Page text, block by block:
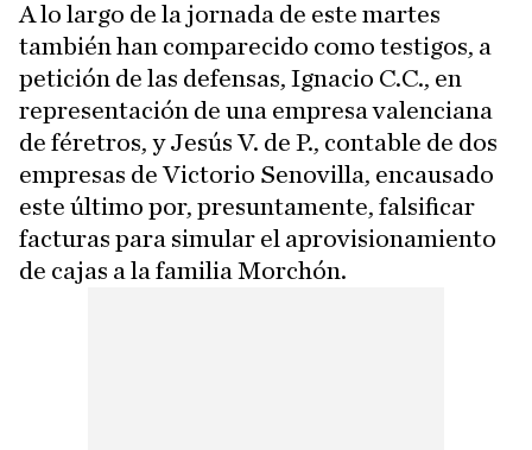
A lo largo de la jornada de este martes
también han comparecido como testigos, a
petición de las defensas, Ignacio C.C., en
representación de una empresa valenciana
de féretros, y Jesús V. de P., contable de dos
empresas de Victorio Senovilla, encausado
este último por, presuntamente, falsificar
facturas para simular el aprovisionamiento
de cajas a la familia Morchón.